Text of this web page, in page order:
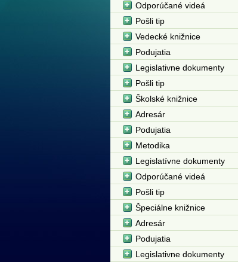
Odporúčané videá
Pošli tip
Vedecké knižnice
Podujatia
Legislativne dokumenty
Pošli tip
Školské knižnice
Adresár
Podujatia
Metodika
Legislatívne dokumenty
Odporúčané videá
Pošli tip
Špeciálne knižnice
Adresár
Podujatia
Legislativne dokumenty